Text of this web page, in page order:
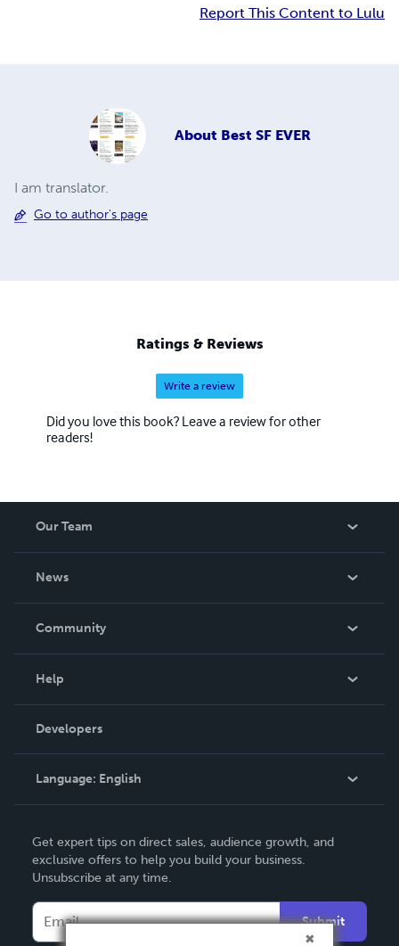
Report This Content to Lulu
About Best SF EVER
I am translator.
Go to author's page
Ratings & Reviews
Write a review
Did you love this book? Leave a review for other
readers!
Our Team
News
In The News
Community
Podcast
Help
Order Lookup
Knowledge Base
Contact Support
Developers
Language: English
Deutsch
Français
Italiano
Español
Get expert tips on direct sales, audience growth, and
exclusive offers to help you build your business.
Unsubscribe at any time.
Submit